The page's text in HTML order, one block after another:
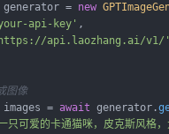
generator = new
api-key' ,
api.laozhang.ai/v1/'
图像
images = await generator.
只可爱的卡通猫咪，皮克斯风格